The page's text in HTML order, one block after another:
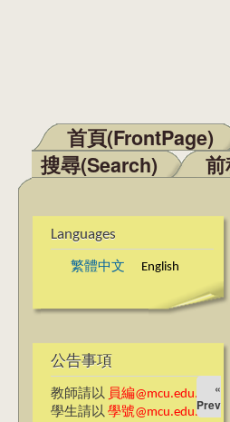
Main menu
首頁(FrontPage)
搜尋(Search)
Languages
繁體中文 English
公告事項
教師請以 員編@mcu.edu.tw
學生請以 學號@mcu.edu.tw
«
Prev